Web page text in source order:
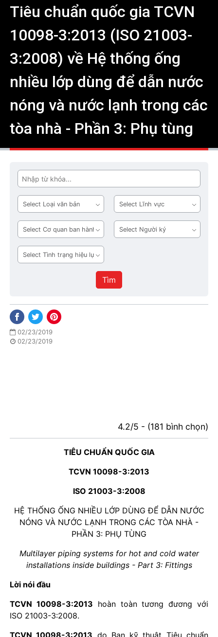
Tiêu chuẩn quốc gia TCVN
10098-3:2013 (ISO 21003-
3:2008) về Hệ thống ống
nhiều lớp dùng để dẫn nước
nóng và nước lạnh trong các
tòa nhà - Phần 3: Phụ tùng
Tìm
Loại
văn
bản
Lĩnh
vực
Cơ
quan
ban
hành
Người
ký
Tình
trạng
Tìm
02/23/2019
02/23/2019
4.2/5 - (181 bình chọn)
TIÊU CHUẨN QUỐC GIA
TCVN 10098-3:2013
ISO 21003-3:2008
HỆ THỐNG ỐNG NHIỀU LỚP DÙNG ĐỂ DẪN NƯỚC
NÓNG VÀ NƯỚC LẠNH TRONG CÁC TÒA NHÀ -
PHẦN 3: PHỤ TÙNG
Multilayer piping systems for hot and cold water
installations inside buildings - Part 3: Fittings
Lời nói đầu
TCVN 10098-3:2013 hoàn toàn tương đương với
ISO 21003-3:2008.
TCVN 10098-3:2013 do Ban kỹ thuật Tiêu chuẩn